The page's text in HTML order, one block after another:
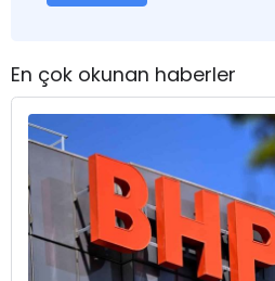
En çok okunan haberler